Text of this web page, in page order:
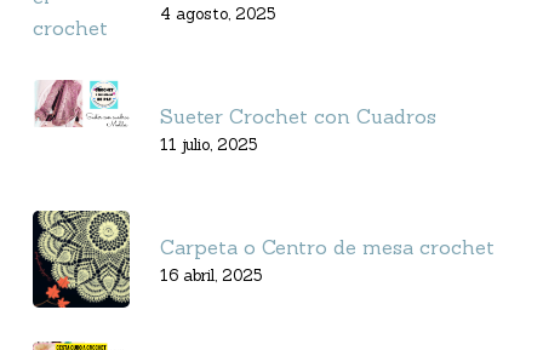
4 agosto, 2025
Sueter Crochet con Cuadros
11 julio, 2025
Carpeta o Centro de mesa crochet
16 abril, 2025